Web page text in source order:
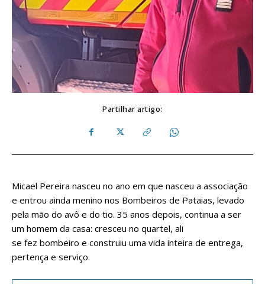
Partilhar artigo:
Micael Pereira nasceu no ano em que nasceu a associação
e entrou ainda menino nos Bombeiros de Pataias, levado
pela mão do avô e do tio. 35 anos depois, continua a ser
um homem da casa: cresceu no quartel, ali
se fez bombeiro e construiu uma vida inteira de entrega,
pertença e serviço.